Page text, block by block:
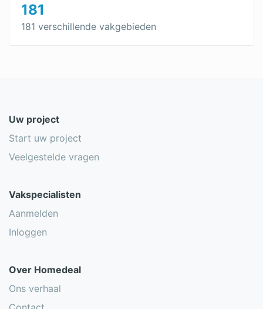
181
181 verschillende vakgebieden
Uw project
Start uw project
Veelgestelde vragen
Vakspecialisten
Aanmelden
Inloggen
Over Homedeal
Ons verhaal